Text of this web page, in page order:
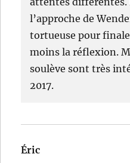
l’approche de
tortueuse pour
moins la réflexion.
soulève sont très
2017.
Éric